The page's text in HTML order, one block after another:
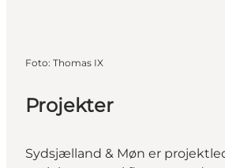
Foto: Thomas IX
Projekter
Sydsjælland & Møn er